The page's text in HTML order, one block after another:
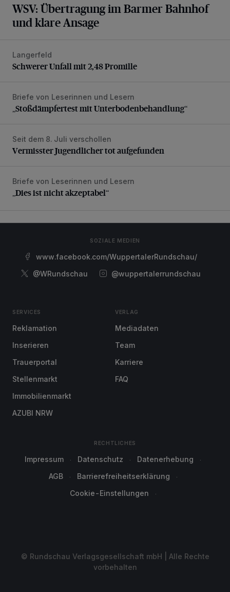
WSV: Übertragung im Barmer Bahnhof
und klare Ansage
Schwerer Unfall mit 2,48 Promille
Langerfeld
Schwerer Unfall mit 2,48 Promille
„Stoßdämpfertest mit Unterbodenbehandlung“
Briefe von Leserinnen und Lesern
„Stoßdämpfertest mit Unterbodenbehandlung“
Vermisster Jugendlicher tot aufgefunden
Seit dem 8. Juli verschollen
Vermisster Jugendlicher tot aufgefunden
„Dies ist nicht akzeptabel“
Briefe von Leserinnen und Lesern
„Dies ist nicht akzeptabel“
SOZIALE MEDIEN
www.facebook.com/WuppertalerRundschau/
@WRundschau
@wuppertalerrundschau
SERVICES
Reklamation
Inserieren
Trauerportal
Stellenmarkt
Immobilienmarkt
AZUBI NRW
VERLAG
Mediadaten
Team
Karriere
FAQ
RECHTLICHES
Impressum Datenschutz
Datenerhebung
AGB
Barrierefreiheitserklärung
Cookie-Einstellungen
© Rundschau Verlagsgesellschaft mbH | Alle Rechte
vorbehalten